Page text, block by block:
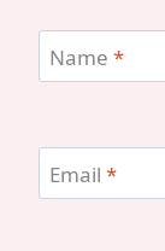
Name *
Email *